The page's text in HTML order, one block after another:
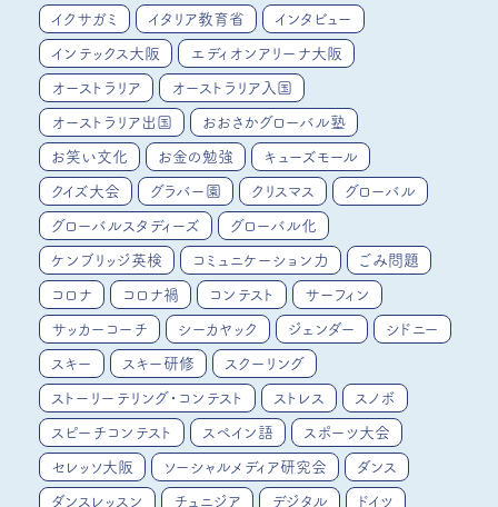
イクサガミ イタリア教育省 インタビュー
インテックス大阪 エディオンアリーナ大阪
オーストラリア オーストラリア入国
オーストラリア出国 おおさかグローバル塾
お笑い文化 お金の勉強 キューズモール
クイズ大会 グラバー園 クリスマス グローバル
グローバルスタディーズ グローバル化
ケンブリッジ英検 コミュニケーション力 ごみ問題
コロナ コロナ禍 コンテスト サーフィン
サッカーコーチ シーカヤック ジェンダー シドニー
スキー スキー研修 スクーリング
ストーリーテリング・コンテスト ストレス スノボ
スピーチコンテスト スペイン語 スポーツ大会
セレッソ大阪 ソーシャルメディア研究会 ダンス
ダンスレッスン チュニジア デジタル ドイツ